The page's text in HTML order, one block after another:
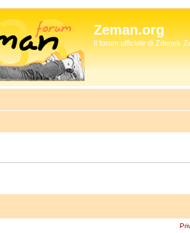
Zeman.org
Il forum ufficiale di Zdenek